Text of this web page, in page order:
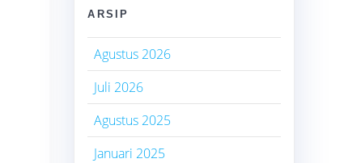
ARSIP
Agustus 2026
Juli 2026
Agustus 2025
Januari 2025